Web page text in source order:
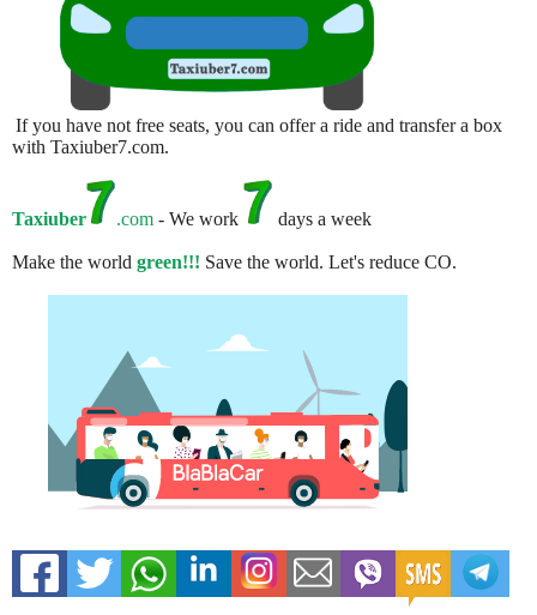
If you have not free seats, you can offer a ride and transfer a box
with Taxiuber7.com.
Taxiuber .com - We work days a week
Make the world green!!! Save the world. Let's reduce CO.